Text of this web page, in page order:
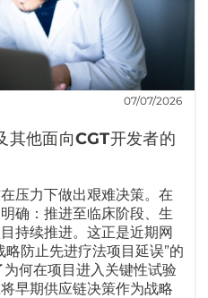
07/07/2026
其他面向CGT开发者的
压力下做出艰难决策。在
确：推进至临床阶段、生
持续推进。这正是近期网
防止先进疗法项目延误”的
何在项目进入关键性试验
早期供应链决策作为战略